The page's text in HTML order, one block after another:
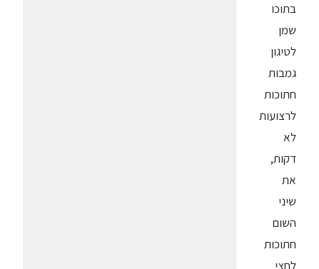
בתוכו
שמן
לטיגון
גמבות
חתוכות
לרצועות
לא
דקות,
את
שיני
השום
חתוכות
לחצי